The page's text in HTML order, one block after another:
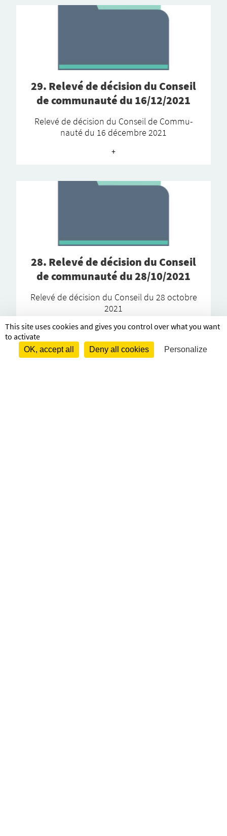
29. Relevé de déci­­sion du Conseil
de commu­nauté du 16/12/2021
Relevé de déci­­­sion du Conseil de Commu­­
nauté du 16 décembre 2021
+
28. Relevé de déci­­sion du Conseil
de commu­nauté du 28/10/2021
Relevé de déci­­­­­sion du Conseil du 28 octobre
2021
+
This site uses cookies and gives you control over what you want
to activate
OK, accept all Deny all cookies Personalize